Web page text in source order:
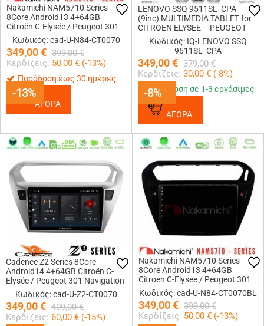
-13%
Nakamichi NAM5710 Series
8Core Android13 4+64GB
Citroën C-Elysée / Peugeot 301
Navigation Multimedia Tablet 9
Κωδικός: cad-U-N84-CT0070
349,00€ 399,00 €
Κερδίζεις: 50,00 € (-13%)
-13%
Παράδοση έως 30 ημέρες
ΑΓΟΡΑ
-8%
LENOVO SSQ 9511SL_CPA
(9inc) MULTIMEDIA TABLET for
CITROEN ELYSEE – PEUGEOT
301 mod. 2013-2023 (SILVER)
Κωδικός: IQ-LENOVO SSQ
9511SL_CPA
349,00€ 379,00 €
Κερδίζεις: 30,00 € (-8%)
-8%
Παράδοση σε 1-3 εργάσιμες
ΑΓΟΡΑ
Cadence Z2 Series 8Core
Android14 4+64GB Citroën C-
Elysée / Peugeot 301 Navigation
Multimedia Tablet 9 Με Carplay
& Android Auto
Κωδικός: cad-U-Z2-CT0070
349,00€ 409,00 €
Κερδίζεις: 60,00 € (-15%)
Nakamichi NAM5710 Series
8Core Android13 4+64GB
Citroen C-Elysee / Peugeot 301
Navigation Multimedia Tablet 9
(Μαύρο))
Κωδικός: cad-U-N84-CT0070BL
349,00€ 399,00 €
Κερδίζεις: 50,00 € (-13%)